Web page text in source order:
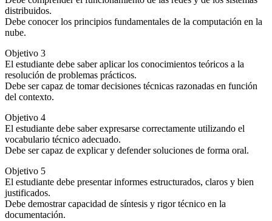
distribuidos.
Debe conocer los principios fundamentales de la computación en la
nube.
Objetivo 3
El estudiante debe saber aplicar los conocimientos teóricos a la
resolución de problemas prácticos.
Debe ser capaz de tomar decisiones técnicas razonadas en función
del contexto.
Objetivo 4
El estudiante debe saber expresarse correctamente utilizando el
vocabulario técnico adecuado.
Debe ser capaz de explicar y defender soluciones de forma oral.
Objetivo 5
El estudiante debe presentar informes estructurados, claros y bien
justificados.
Debe demostrar capacidad de síntesis y rigor técnico en la
documentación.